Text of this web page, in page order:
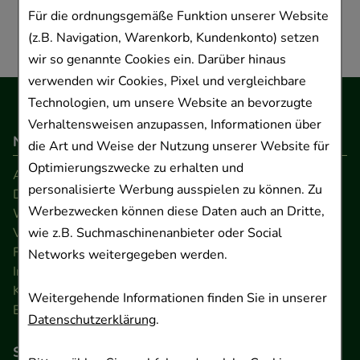
Für die ordnungsgemäße Funktion unserer Website
(z.B. Navigation, Warenkorb, Kundenkonto) setzen
wir so genannte Cookies ein. Darüber hinaus
verwenden wir Cookies, Pixel und vergleichbare
Technologien, um unsere Website an bevorzugte
Verhaltensweisen anzupassen, Informationen über
die Art und Weise der Nutzung unserer Website für
Optimierungszwecke zu erhalten und
personalisierte Werbung ausspielen zu können. Zu
Werbezwecken können diese Daten auch an Dritte,
wie z.B. Suchmaschinenanbieter oder Social
Networks weitergegeben werden.
Weitergehende Informationen finden Sie in unserer
Datenschutzerklärung.
Navigation
AGB
Datenschutz
Widerrufsrecht
Versandkosten
FAQ
Impressum
Kontakt
Barrierefreiheitserklärung
So können Sie bezahlen